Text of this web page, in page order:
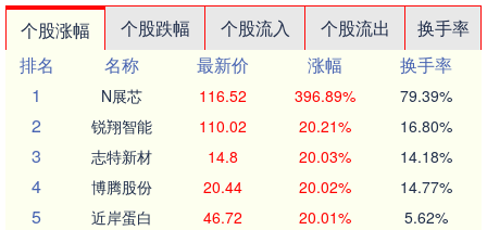
个股涨幅 个股跌幅 个股流入 个股流出
换手率
排名
名称 最新价 涨幅
换手率
1
N展芯 116.52 396.89% 79.39%
2 锐翔智能 110.02 20.21% 16.80%
3 志特新材 14.8 20.03% 14.18%
4 博腾股份 20.44 20.02% 14.77%
5 近岸蛋白 46.72 20.01% 5.62%